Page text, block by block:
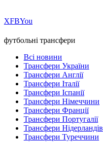
ХFBYou
футбольні трансфери
Всі новини
Трансфери України
Трансфери Англії
Трансфери Італії
Трансфери Іспанії
Трансфери Німеччини
Трансфери Франції
Трансфери Португалії
Трансфери Нідерландів
Трансфери Туреччини